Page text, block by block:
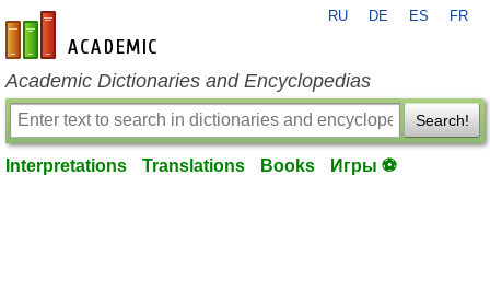
en-academic.com
RU DE ES FR
Academic Dictionaries and Encyclopedias
Search!
Interpretations Translations Books Игры ⚽